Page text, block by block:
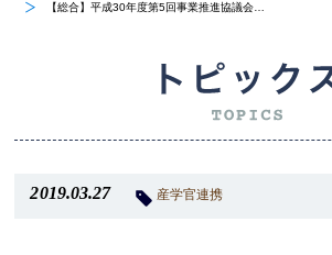
【総合】平成30年度第5回事業推進協議会…
2019.03.27 産学官連携